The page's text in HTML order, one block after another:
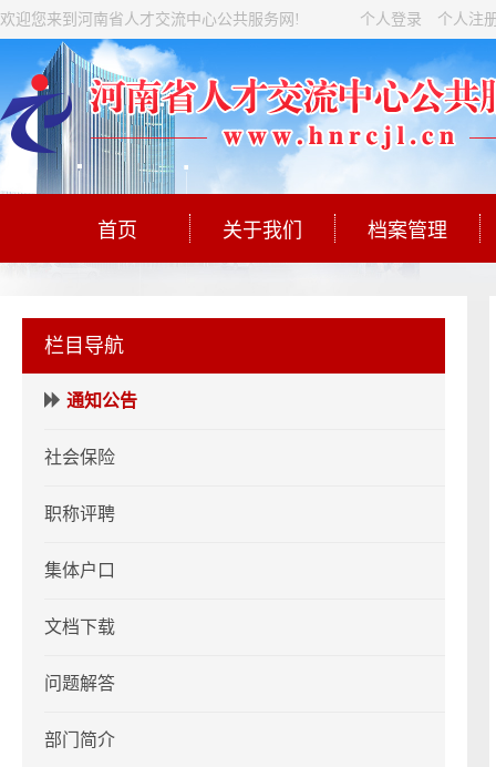
欢迎您来到河南省人才交流中心公共服务网! 个人登录 个人注
首页 关于我们 档案管理
栏目导航
通知公告
社会保险
职称评聘
集体户口
文档下载
问题解答
部门简介